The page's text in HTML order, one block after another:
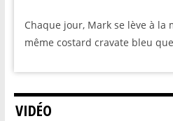
Chaque jour, Mark se lève à la
même costard cravate bleu
VIDÉO